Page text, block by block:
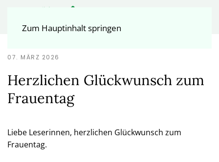
Zum Hauptinhalt springen
07. MÄRZ 2026
Herzlichen Glückwunsch zum
Frauentag
Liebe Leserinnen, herzlichen Glückwunsch zum
Frauentag.